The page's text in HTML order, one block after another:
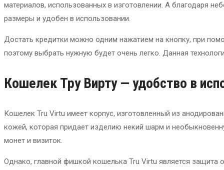
материалов, использованных в изготовлении. А благодаря
размеры и удобен в использовании.
Достать кредитки можно одним нажатием на кнопку, при
поэтому выбрать нужную будет очень легко. Данная
Кошелек Тру Вирту — удобство в
Кошелек Tru Virtu имеет корпус, изготовленный из
кожей, которая придает изделию некий шарм и
монет и визиток.
Однако, главной фишкой кошелька Tru Virtu является защита